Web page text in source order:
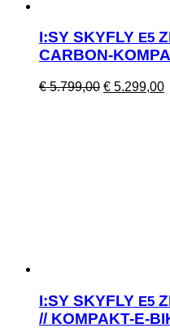
I:SY SKYFLY E5
CARBON-
€5.799,00 € 5.299,00
I:SY SKYFLY E5
// KOMPAKT-E-